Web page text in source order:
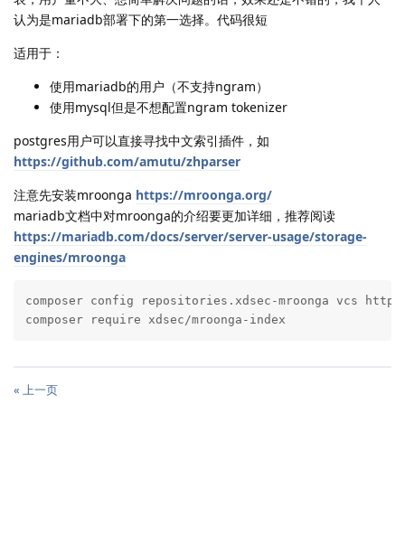
认为是mariadb部署下的第一选择。代码很短
适用于：
使用mariadb的用户（不支持ngram）
使用mysql但是不想配置ngram tokenizer
postgres用户可以直接寻找中文索引插件，如
https://github.com/amutu/zhparser
注意先安装mroonga https://mroonga.org/
mariadb文档中对mroonga的介绍要更加详细，推荐阅读
https://mariadb.com/docs/server/server-usage/storage-
engines/mroonga
composer config repositories.xdsec-mroonga vcs
composer require xdsec/mroonga-index
« 上一页